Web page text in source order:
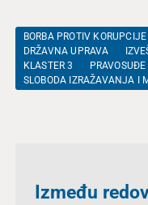
BORBA PROTIV KORUPCIJE
DRŽAVNA UPRAVA
KLASTER 3
PRAVOSUĐE
SLOBODA IZRAŽAVANJA I
Između